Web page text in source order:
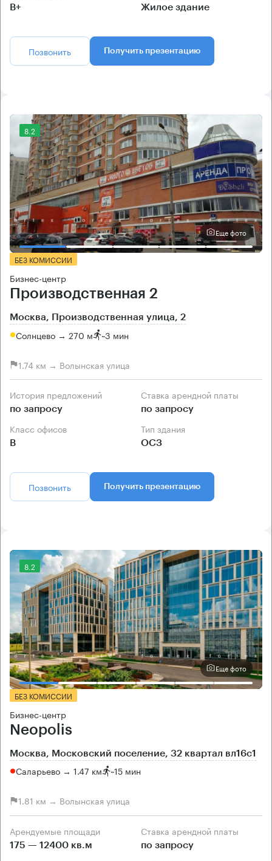
B+ Жилое здание
Позвонить Получить презентацию
8.2
Еще фото
БЕЗ КОМИССИИ
Бизнес-центр
Производственная 2
Москва, Производственная улица, 2
Солнцево → 270 м ~3 мин
1.74 км → Волынская улица
История предложений
по запросу
Ставка арендной платы
по запросу
Класс офисов
B
Тип здания
ОСЗ
Позвонить Получить презентацию
8.2
Еще фото
БЕЗ КОМИССИИ
Бизнес-центр
Neopolis
Москва, Московский поселение, 32 квартал вл16с1
Саларьево → 1.47 км ~15 мин
1.81 км → Волынская улица
Арендуемые площади
175 — 12400 кв.м
Ставка арендной платы
по запросу